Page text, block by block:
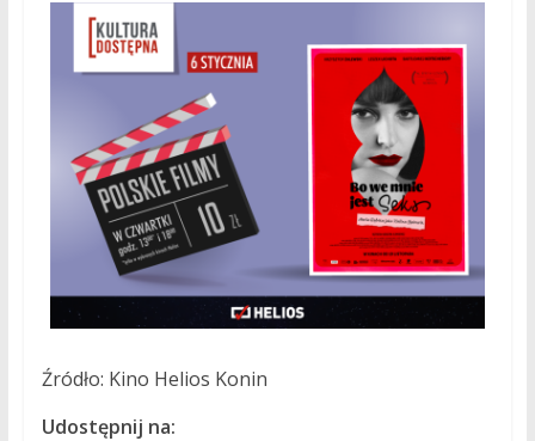
Źródło: Kino Helios Konin
Udostępnij na: